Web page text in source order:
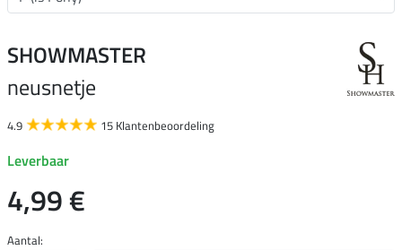
SHOWMASTER
neusnetje
4.9 15 Klantenbeoordeling
Leverbaar
4,99 €
Aantal: